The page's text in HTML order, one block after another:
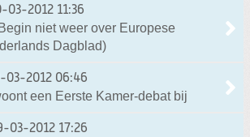
03-2012 11:36
niet weer over Europese
Dagblad)
03-2012 06:46
een Eerste Kamer-debat bij
03-2012 17:26